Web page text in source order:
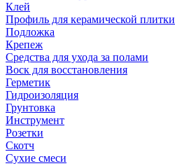
Клей
Профиль для керамической плитки
Подложка
Крепеж
Средства для ухода за полами
Воск для восстановления
Герметик
Гидроизоляция
Грунтовка
Инструмент
Розетки
Скотч
Сухие смеси